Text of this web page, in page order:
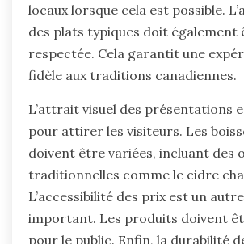
locaux lorsque cela est possible.
des plats typiques doit également
respectée. Cela garantit une
fidèle aux traditions canadiennes.
L’attrait visuel des présentations
pour attirer les visiteurs. Les
doivent être variées, incluant des
traditionnelles comme le cidre
L’accessibilité des prix est un
important. Les produits doivent
pour le public. Enfin, la durabilité